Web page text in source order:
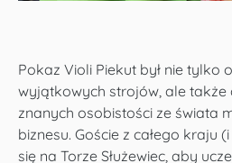
Pokaz Violi Piekut był nie tylko
wyjątkowych strojów, ale także
znanych osobistości ze świata
biznesu. Goście z całego kraju
się na Torze Służewiec, aby